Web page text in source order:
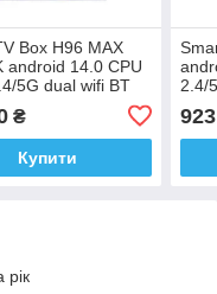
Box H96 MAX
android 14.0 CPU
5G dual wifi BT
₴
Купити
2.4/
рік